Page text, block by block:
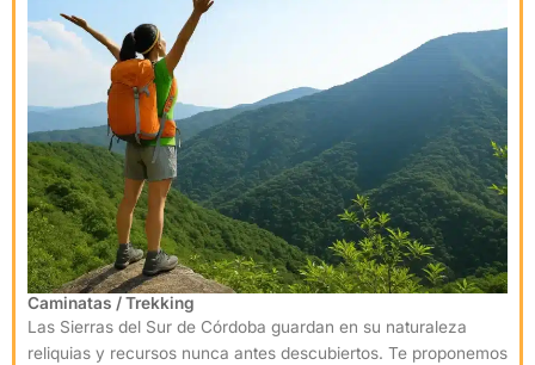
Caminatas / Trekking
Las Sierras del Sur de Córdoba guardan en su naturaleza
reliquias y recursos nunca antes descubiertos. Te proponemos